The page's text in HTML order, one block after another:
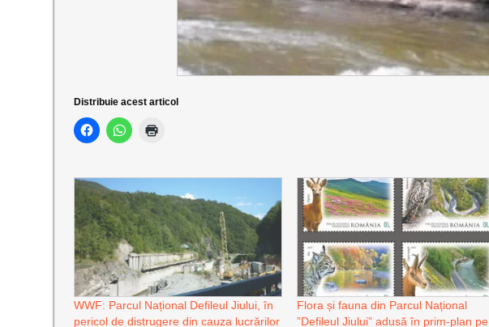
Distribuie acest articol
WWF: Parcul Național Defileul Jiului, în
pericol de distrugere din cauza lucrărilor
Flora și fauna din Parcul Național
”Defileul Jiului” adusă în prim-plan pe